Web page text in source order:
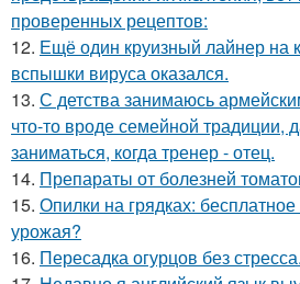
проверенных рецептов:
12. Ещё один круизный лайнер на
вспышки вируса оказался.
13. С детства занимаюсь
что-то вроде семейной традиции,
заниматься, когда тренер - отец.
14. Препараты от болезней
15. Опилки на грядках:
урожая?
16. Пересадка огурцов без стресса.